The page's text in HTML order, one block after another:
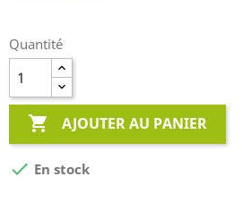
Quantité
 AJOUTER AU PANIER
 En stock